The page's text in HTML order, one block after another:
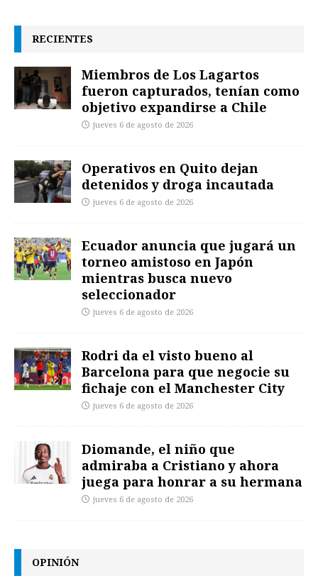
RECIENTES
Miembros de Los Lagartos
fueron capturados, tenían como
objetivo expandirse a Chile
jueves 6 de agosto de 2026
Operativos en Quito dejan
detenidos y droga incautada
jueves 6 de agosto de 2026
Ecuador anuncia que jugará un
torneo amistoso en Japón
mientras busca nuevo
seleccionador
jueves 6 de agosto de 2026
Rodri da el visto bueno al
Barcelona para que negocie su
fichaje con el Manchester City
jueves 6 de agosto de 2026
Diomande, el niño que
admiraba a Cristiano y ahora
juega para honrar a su hermana
jueves 6 de agosto de 2026
OPINIÓN